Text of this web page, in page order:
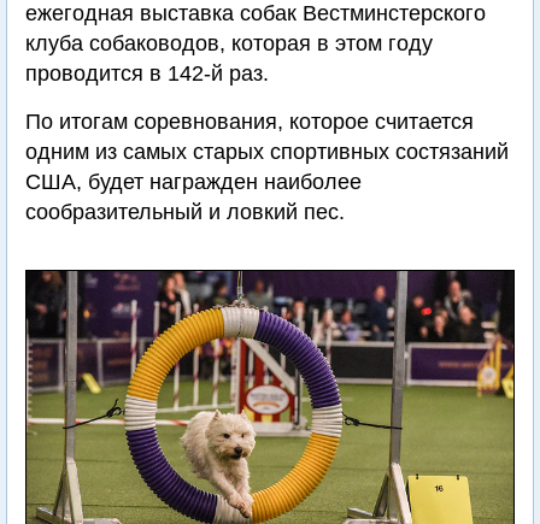
ежегодная выставка собак Вестминстерского
клуба собаководов, которая в этом году
проводится в 142-й раз.
По итогам соревнования, которое считается
одним из самых старых спортивных состязаний
США, будет награжден наиболее
сообразительный и ловкий пес.